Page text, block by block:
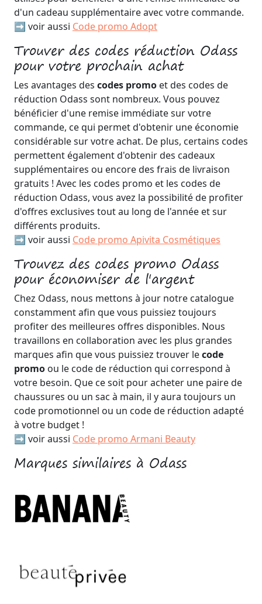
d'un cadeau supplémentaire avec votre commande.
➡️ voir aussi Code promo Adopt
Trouver des codes réduction Odass
pour votre prochain achat
Les avantages des codes promo et des codes de
réduction Odass sont nombreux. Vous pouvez
bénéficier d'une remise immédiate sur votre
commande, ce qui permet d'obtenir une économie
considérable sur votre achat. De plus, certains codes
permettent également d'obtenir des cadeaux
supplémentaires ou encore des frais de livraison
gratuits ! Avec les codes promo et les codes de
réduction Odass, vous avez la possibilité de profiter
d'offres exclusives tout au long de l'année et sur
différents produits.
➡️ voir aussi Code promo Apivita Cosmétiques
Trouvez des codes promo Odass
pour économiser de l'argent
Chez Odass, nous mettons à jour notre catalogue
constamment afin que vous puissiez toujours
profiter des meilleures offres disponibles. Nous
travaillons en collaboration avec les plus grandes
marques afin que vous puissiez trouver lecode
promo ou le code de réduction qui correspond à
votre besoin. Que ce soit pour acheter une paire de
chaussures ou un sac à main, il y aura toujours un
code promotionnel ou un code de réduction adapté
à votre budget !
➡️ voir aussi Code promo Armani Beauty
Marques similaires à Odass